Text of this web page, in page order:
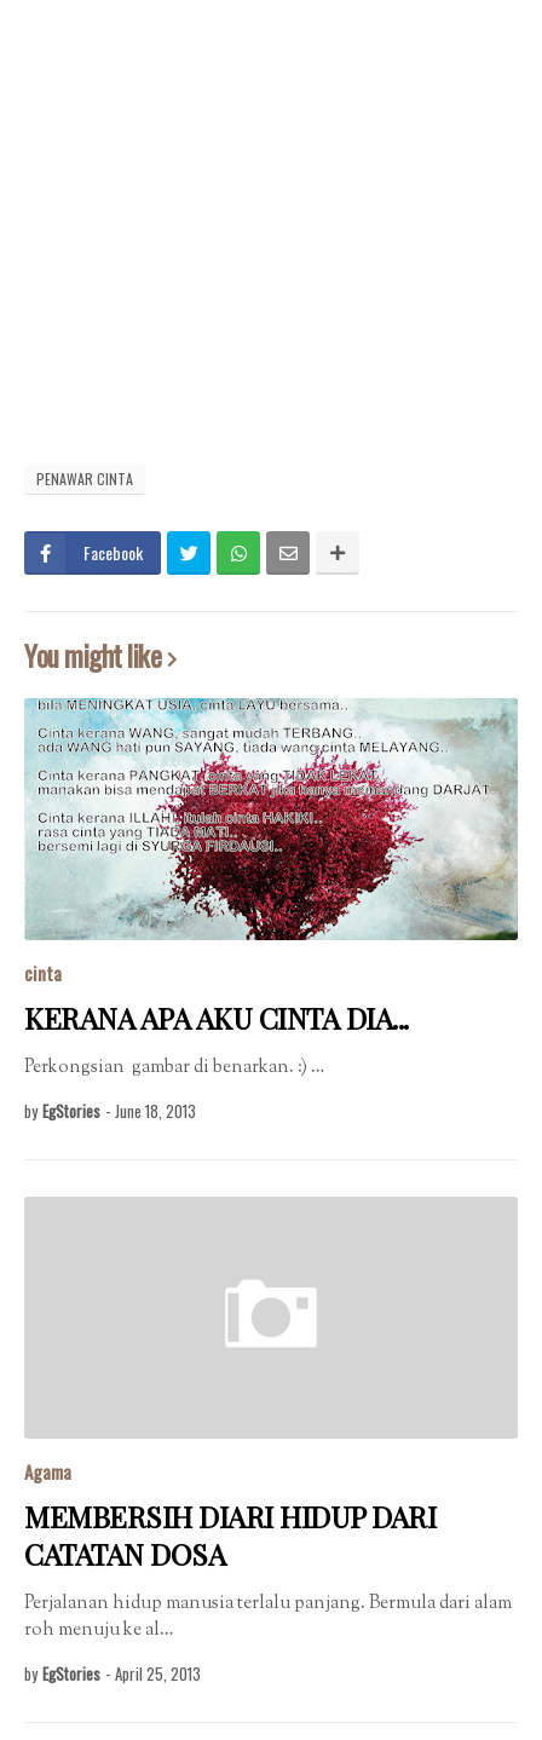
PENAWAR CINTA
Facebook
You might like
cinta
KERANA APA AKU CINTA DIA...
Perkongsian gambar di benarkan. :) …
by EgStories - June 18, 2013
Agama
MEMBERSIH DIARI HIDUP DARI
CATATAN DOSA
Perjalanan hidup manusia terlalu panjang. Bermula dari alam
roh menuju ke al…
by EgStories - April 25, 2013